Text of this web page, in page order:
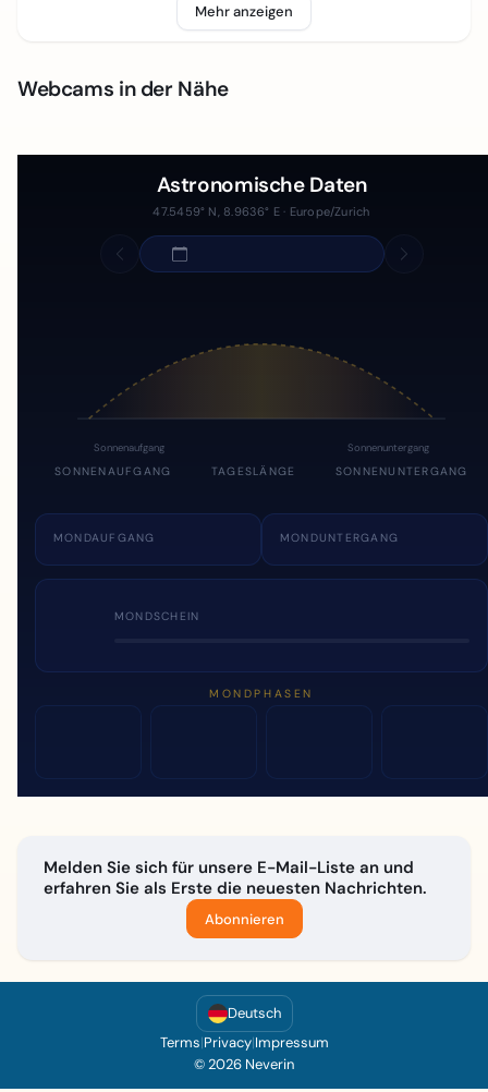
Mehr anzeigen
Webcams in der Nähe
Astronomische Daten
47.5459° N, 8.9636° E · Europe/Zurich
Sonnenaufgang Sonnenuntergang
SONNENAUFGANG TAGESLÄNGE SONNENUNTERGANG
MONDAUFGANG MONDUNTERGANG
MONDSCHEIN
MONDPHASEN
Melden Sie sich für unsere E-Mail-Liste an und
erfahren Sie als Erste die neuesten Nachrichten.
Abonnieren
Deutsch
Terms|Privacy|Impressum
© 2026 Neverin